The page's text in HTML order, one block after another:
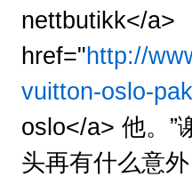
nettbutikk</a>
href="http://
vuitton-oslo-
oslo</a> 他。”
头再有什么意